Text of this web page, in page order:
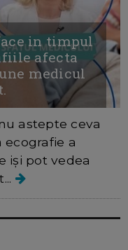
in timpul
afecta
medicul
astepte ceva
a
iși pot vedea